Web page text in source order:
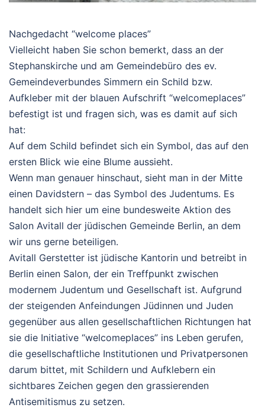
Nachgedacht “welcome places”
Vielleicht haben Sie schon bemerkt, dass an der
Stephanskirche und am Gemeindebüro des ev.
Gemeindeverbundes Simmern ein Schild bzw.
Aufkleber mit der blauen Aufschrift “welcomeplaces”
befestigt ist und fragen sich, was es damit auf sich
hat:
Auf dem Schild befindet sich ein Symbol, das auf den
ersten Blick wie eine Blume aussieht.
Wenn man genauer hinschaut, sieht man in der Mitte
einen Davidstern – das Symbol des Judentums. Es
handelt sich hier um eine bundesweite Aktion des
Salon Avitall der jüdischen Gemeinde Berlin, an dem
wir uns gerne beteiligen.
Avitall Gerstetter ist jüdische Kantorin und betreibt in
Berlin einen Salon, der ein Treffpunkt zwischen
modernem Judentum und Gesellschaft ist. Aufgrund
der steigenden Anfeindungen Jüdinnen und Juden
gegenüber aus allen gesellschaftlichen Richtungen hat
sie die Initiative “welcomeplaces” ins Leben gerufen,
die gesellschaftliche Institutionen und Privatpersonen
darum bittet, mit Schildern und Aufklebern ein
sichtbares Zeichen gegen den grassierenden
Antisemitismus zu setzen.